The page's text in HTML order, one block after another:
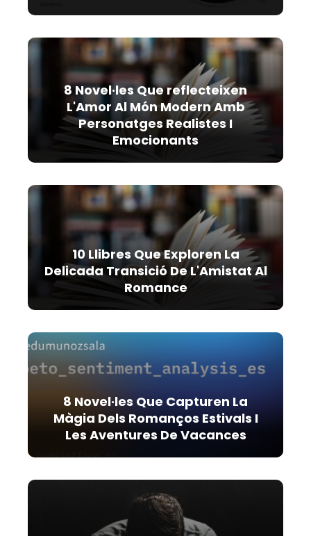
8 Novel·les Que reflecteixen
L'Amor Al Món Modern Amb
Personatges Realistes I
Emocionants
10 Llibres Que Exploren La
Delicada Transició De L'Amistat Al
Romance
8 Novel·les Que Capturen La
Màgia Dels Romanços Estivals I
Les Aventures De Vacances